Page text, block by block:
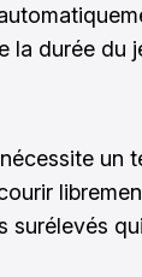
la durée du
nécessite un
surélevés